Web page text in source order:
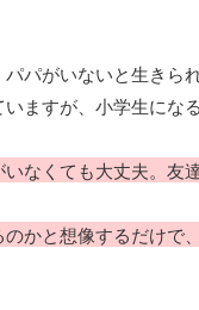
パパがいないと生きら
ますが、小学生になる
いなくても大丈夫。友
かと想像するだけで